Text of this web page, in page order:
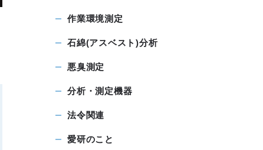
作業環境測定
石綿(アスベスト)分析
悪臭測定
分析・測定機器
法令関連
愛研のこと